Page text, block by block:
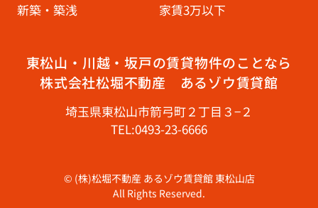
新築・築浅
家賃3万以下
東松山・川越・坂戸の賃貸物件のことなら
株式会社松堀不動産 あるゾウ賃貸館
埼玉県東松山市箭弓町２丁目３−２
TEL:0493-23-6666
© (株)松堀不動産 あるゾウ賃貸館 東松山店
All Rights Reserved.